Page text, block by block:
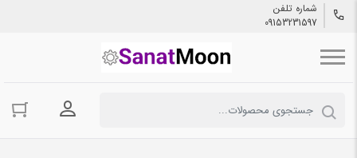
شماره تلفن
09153231597
ورود به